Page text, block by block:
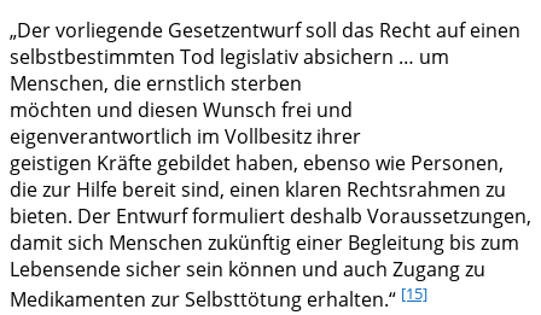
„Der vorliegende Gesetzentwurf soll das Recht auf einen
selbstbestimmten Tod legislativ absichern … um
Menschen, die ernstlich sterben
möchten und diesen Wunsch frei und
eigenverantwortlich im Vollbesitz ihrer
geistigen Kräfte gebildet haben, ebenso wie Personen,
die zur Hilfe bereit sind, einen klaren Rechtsrahmen zu
bieten. Der Entwurf formuliert deshalb Voraussetzungen,
damit sich Menschen zukünftig einer Begleitung bis zum
Lebensende sicher sein können und auch Zugang zu
Medikamenten zur Selbsttötung erhalten.“ [15]